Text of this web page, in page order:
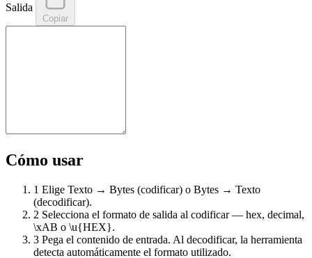
Salida
Copiar
Cómo usar
1 Elige Texto → Bytes (codificar) o Bytes → Texto
(decodificar).
2 Selecciona el formato de salida al codificar — hex, decimal,
\xAB o \u{HEX}.
3 Pega el contenido de entrada. Al decodificar, la herramienta
detecta automáticamente el formato utilizado.